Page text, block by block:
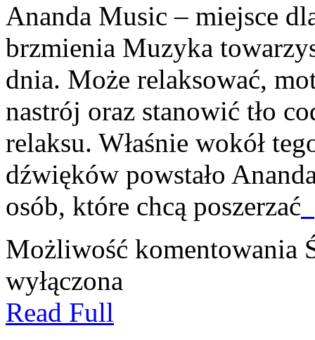
Ananda Music – miejsce
brzmienia Muzyka
dnia. Może relaksować,
nastrój oraz stanowić tło
relaksu. Właśnie wokół
dźwięków powstało
osób, które chcą poszerzać
Możliwość komentowania
wyłączona
Read Full